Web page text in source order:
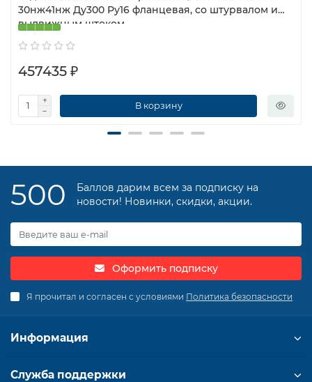
30нж41нж Ду300 Ру16 фланцевая, со штурвалом и
выдвижным штоком
457435 ₽
В корзину
500
Баллов дарим всем за подписку на
новости! Новинки, скидки, акции.
Оформить подписку
Я прочитал и согласен с условиями Политика безопасности
Информация
Служба поддержки